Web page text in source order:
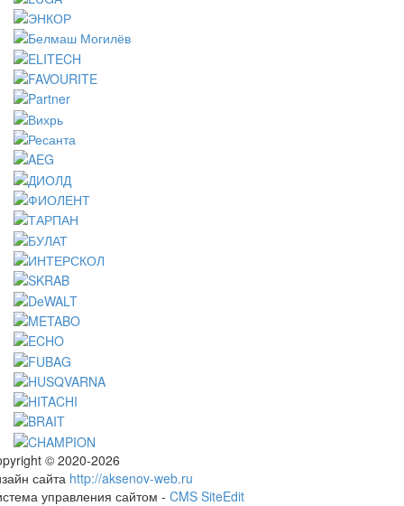
© 2020-2026
сайта http://aksenov-web.ru
управления сайтом - CMS SiteEdit